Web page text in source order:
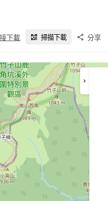
下載 掃描下載 分享